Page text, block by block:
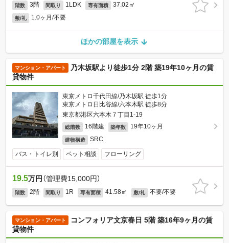
階数 3階 間取り 1LDK 専有面積 37.02㎡
敷/礼 1.0ヶ月/不要
ほかの部屋を表示
マンション・アパート
乃木坂駅より徒歩1分 2階 築19年10ヶ月の賃
貸物件
東京メトロ千代田線/乃木坂駅 徒歩1分
東京メトロ日比谷線/六本木駅 徒歩8分
東京都港区六本木７丁目1-19
総階数 16階建 築年数 19年10ヶ月
建物構造 SRC
バス・トイレ別 ペット相談 フローリング
19.5万円 （管理費15,000円）
階数 2階 間取り 1R 専有面積 41.58㎡ 敷/礼 不要/不要
マンション・アパート
コンフォリア文京春日 5階 築16年9ヶ月の賃
貸物件